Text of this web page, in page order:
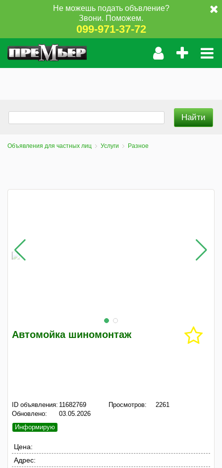
Не можешь подать объвление?
Звони. Поможем.
099-971-37-72
Объявления для частных лиц Услуги Разное
Автомойка шиномонтаж
ID объявления: 11682769
Обновлено:
03.05.2026
Просмотров: 2261
Информирую
Цена:
Адрес: